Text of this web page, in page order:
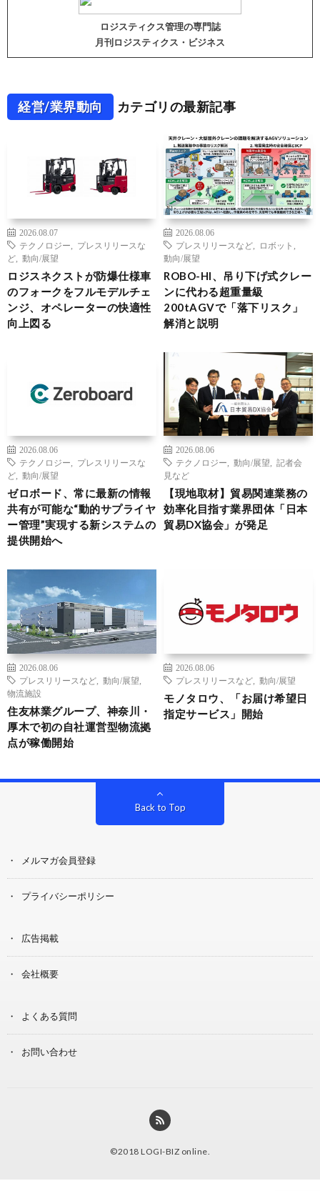
ロジスティクス管理の専門誌
月刊ロジスティクス・ビジネス
経営/業界動向 カテゴリの最新記事
2026.08.07
テクノロジー
プレスリリースな
ど
動向/展望
ロジスネクストが防爆仕様車
のフォークをフルモデルチェ
ンジ、オペレーターの快適性
向上図る
2026.08.06
プレスリリースなど
ロボット
動向/展望
ROBO-HI、吊り下げ式クレー
ンに代わる超重量級
200tAGVで「落下リスク」
解消と説明
2026.08.06
テクノロジー
プレスリリースな
ど
動向/展望
ゼロボード、常に最新の情報
共有が可能な“動的サプライヤ
ー管理”実現する新システムの
提供開始へ
2026.08.06
テクノロジー
動向/展望
記者会
見など
【現地取材】貿易関連業務の
効率化目指す業界団体「日本
貿易DX協会」が発足
2026.08.06
プレスリリースなど
動向/展望
物流施設
住友林業グループ、神奈川・
厚木で初の自社運営型物流拠
点が稼働開始
2026.08.06
プレスリリースなど
動向/展望
モノタロウ、「お届け希望日
指定サービス」開始
Back to Top
メルマガ会員登録
プライバシーポリシー
広告掲載
会社概要
よくある質問
お問い合わせ
©2018 LOGI-BIZ online